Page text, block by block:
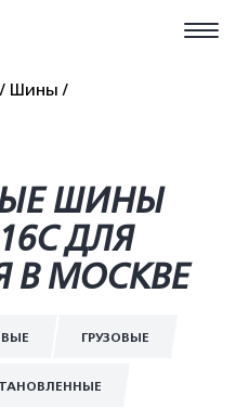
Шины
ШИНЫ
ДЛЯ
В МОСКВЕ
ГРУЗОВЫЕ